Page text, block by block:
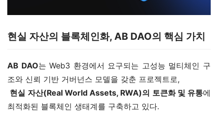
현실 자산의 블록체인화, AB DAO의 핵심 가치
AB DAO는 Web3 환경에서 요구되는 고성능 멀티체인 구
조와 신뢰 기반 거버넌스 모델을 갖춘 프로젝트로,
현실 자산(Real World Assets, RWA)의 토큰화 및 유통에
최적화된 블록체인 생태계를 구축하고 있다.